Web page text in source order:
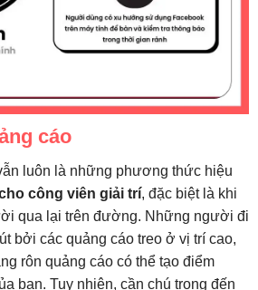
cáo
luôn là những phương thức hiệu
công viên giải trí, đặc biệt là khi
qua lại trên đường. Những người đi
bởi các quảng cáo treo ở vị trí cao,
rôn quảng cáo có thể tạo điểm
bạn. Tuy nhiên, cần chú trọng đến